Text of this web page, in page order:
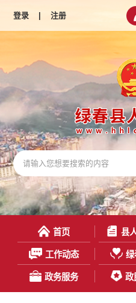
登录 | 注册
首页 县
工作动态
政务服务 政